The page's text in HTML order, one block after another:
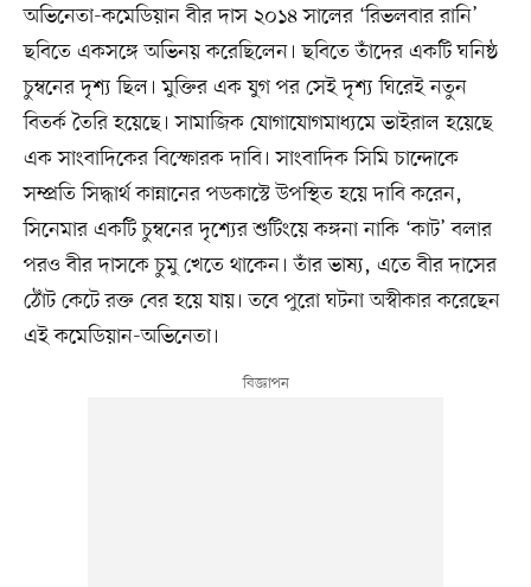
অভিনেতা-কমেডিয়ান বীর দাস ২০১৪ সালের ‘রিভলবার রানি’
ছবিতে একসঙ্গে অভিনয় করেছিলেন। ছবিতে তাঁদের একটি ঘনিষ্ঠ
চুম্বনের দৃশ্য ছিল। মুক্তির এক যুগ পর সেই দৃশ্য ঘিরেই নতুন
বিতর্ক তৈরি হয়েছে। সামাজিক যোগাযোগমাধ্যমে ভাইরাল হয়েছে
এক সাংবাদিকের বিস্ফোরক দাবি। সাংবাদিক সিমি চান্দোকে
সম্প্রতি সিদ্ধার্থ কান্নানের পডকাস্টে উপস্থিত হয়ে দাবি করেন,
সিনেমার একটি চুম্বনের দৃশ্যের শুটিংয়ে কঙ্গনা নাকি ‘কাট’ বলার
পরও বীর দাসকে চুমু খেতে থাকেন। তাঁর ভাষ্য, এতে বীর দাসের
ঠোঁট কেটে রক্ত বের হয়ে যায়। তবে পুরো ঘটনা অস্বীকার করেছেন
এই কমেডিয়ান-অভিনেতা।